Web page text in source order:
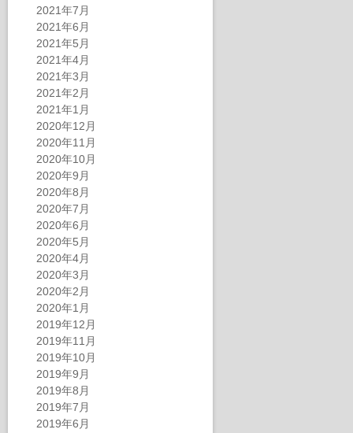
2021年7月
2021年6月
2021年5月
2021年4月
2021年3月
2021年2月
2021年1月
2020年12月
2020年11月
2020年10月
2020年9月
2020年8月
2020年7月
2020年6月
2020年5月
2020年4月
2020年3月
2020年2月
2020年1月
2019年12月
2019年11月
2019年10月
2019年9月
2019年8月
2019年7月
2019年6月